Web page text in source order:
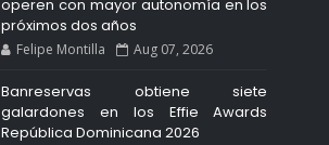
operen con mayor autonomía en los
próximos dos años
Felipe Montilla Aug 07, 2026
Banreservas obtiene siete
galardones en los Effie Awards
República Dominicana 2026